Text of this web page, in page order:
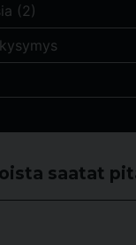
(2)
i?
tuotteesta...
i våra
saatat